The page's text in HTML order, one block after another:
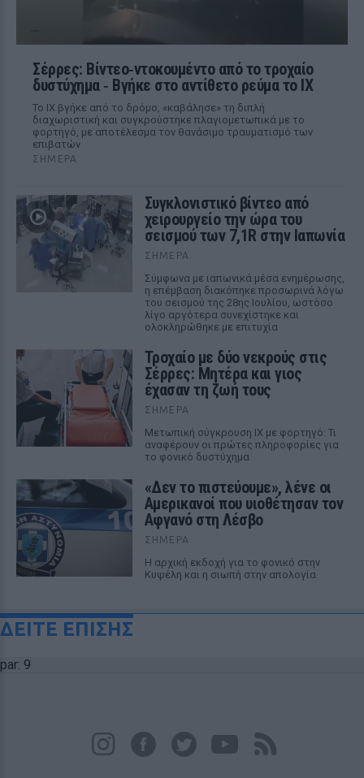
Σέρρες: Βίντεο‑ντοκουμέντο από το τροχαίο
δυστύχημα ‑ Βγήκε στο αντίθετο ρεύμα το ΙΧ
Το ΙΧ βγήκε από το δρόμο, «καβάλησε» τη διπλή
διαχωριστική και συγκρούστηκε πλαγιομετωπικά με το
φορτηγό, με αποτέλεσμα τον θανάσιμο τραυματισμό των
επιβατών
ΣΉΜΕΡΑ
Συγκλονιστικό βίντεο από
χειρουργείο την ώρα του
σεισμού των 7,1R στην Ιαπωνία
ΣΉΜΕΡΑ
Σύμφωνα με ιαπωνικά μέσα ενημέρωσης,
η επέμβαση διακόπηκε προσωρινά λόγω
του σεισμού της 28ης Ιουλίου, ωστόσο
λίγο αργότερα συνεχίστηκε και
ολοκληρώθηκε με επιτυχία
Τροχαίο με δύο νεκρούς στις
Σέρρες: Μητέρα και γιος
έχασαν τη ζωή τους
ΣΉΜΕΡΑ
Μετωπική σύγκρουση ΙΧ με φορτηγό: Τι
αναφέρουν οι πρώτες πληροφορίες για
το φονικό δυστύχημα
«Δεν το πιστεύουμε», λένε οι
Αμερικανοί που υιοθέτησαν τον
Αφγανό στη Λέσβο
ΣΉΜΕΡΑ
Η αρχική εκδοχή για το φονικό στην
Κυψέλη και η σιωπή στην απολογία
ΔΕΙΤΕ ΕΠΙΣΗΣ
par: 9